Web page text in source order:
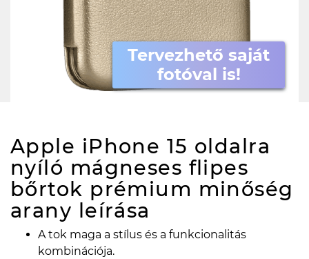
Tervezhető saját
fotóval is!
Apple iPhone 15 oldalra
nyíló mágneses flipes
bőrtok prémium minőség
arany leírása
A tok maga a stílus és a funkcionalitás
kombinációja.